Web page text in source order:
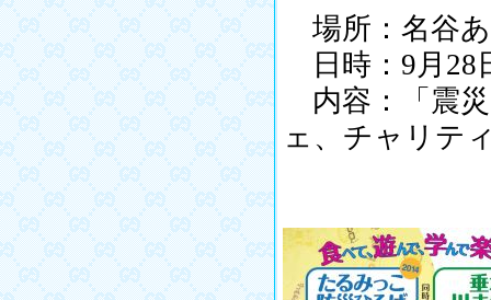
場所：名谷
日時：9月28
内容：「震
ェ、チャリテ